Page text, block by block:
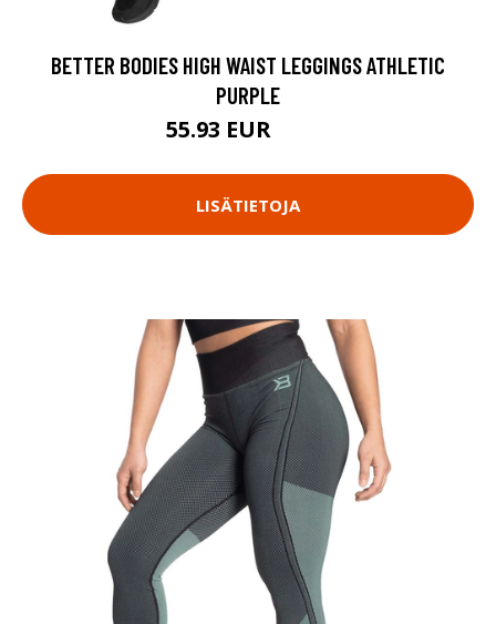
BETTER BODIES HIGH WAIST LEGGINGS ATHLETIC
PURPLE
55.93 EUR
LISÄTIETOJA